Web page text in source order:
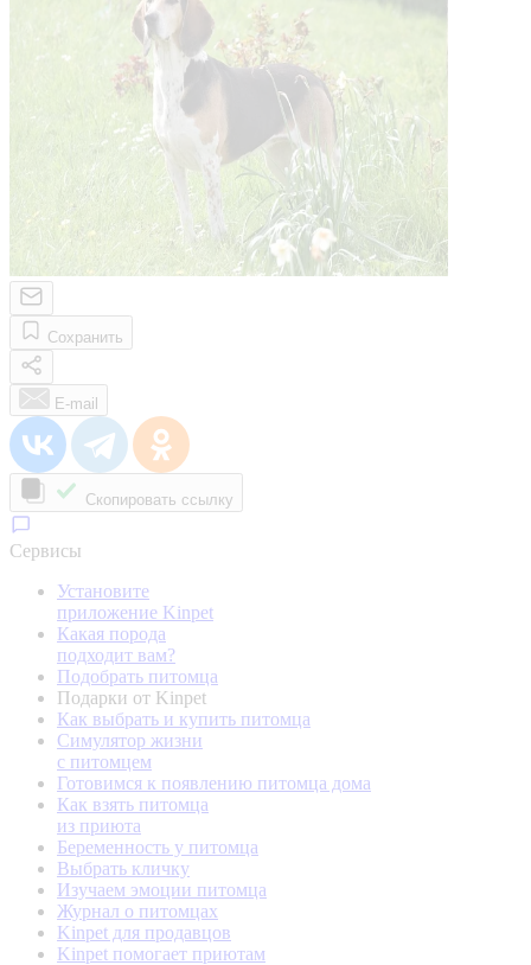
Сохранить
E-mail
Скопировать ссылку
Сервисы
Установите
приложение Kinpet
Какая порода
подходит вам?
Подобрать питомца
Подарки от Kinpet
Как выбрать и купить питомца
Симулятор жизни
с питомцем
Готовимся к появлению питомца дома
Как взять питомца
из приюта
Беременность у питомца
Выбрать кличку
Изучаем эмоции питомца
Журнал о питомцах
Kinpet для продавцов
Kinpet помогает приютам